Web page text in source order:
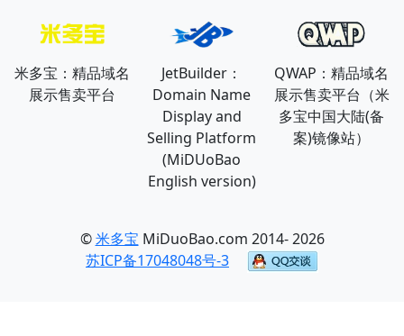
米多宝：精品域名
展示售卖平台
JetBuilder：
Domain Name
Display and
Selling Platform
(MiDUoBao
English version)
QWAP：精品域名
展示售卖平台（米
多宝中国大陆(备
案)镜像站）
©米多宝 MiDuoBao.com 2014- 2026
苏ICP备17048048号-3